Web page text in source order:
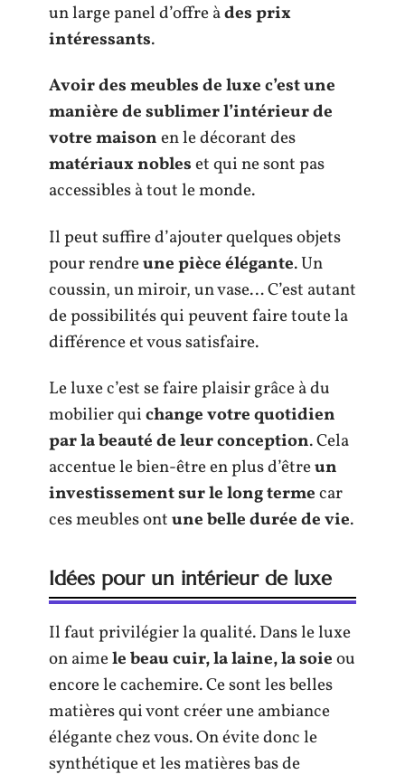
un large panel d’offre àdes prix
intéressants.
Avoir des meubles de luxe c’est une
manière de sublimer l’intérieur de
votre maisonen le décorant des
matériaux nobleset qui ne sont pas
accessibles à tout le monde.
Il peut suffire d’ajouter quelques objets
pour rendreune pièce élégante. Un
coussin, un miroir, un vase… C’est autant
de possibilités qui peuvent faire toute la
différence et vous satisfaire.
Le luxe c’est se faire plaisir grâce à du
mobilier quichange votre quotidien
par la beauté de leur conception. Cela
accentue le bien-être en plus d’êtreun
investissement sur le long termecar
ces meubles ontune belle durée de vie.
Idées pour un intérieur de luxe
Il faut privilégier la qualité. Dans le luxe
on aimele beau cuir, la laine, la soieou
encore le cachemire. Ce sont les belles
matières qui vont créer une ambiance
élégante chez vous. On évite donc le
synthétique et les matières bas de